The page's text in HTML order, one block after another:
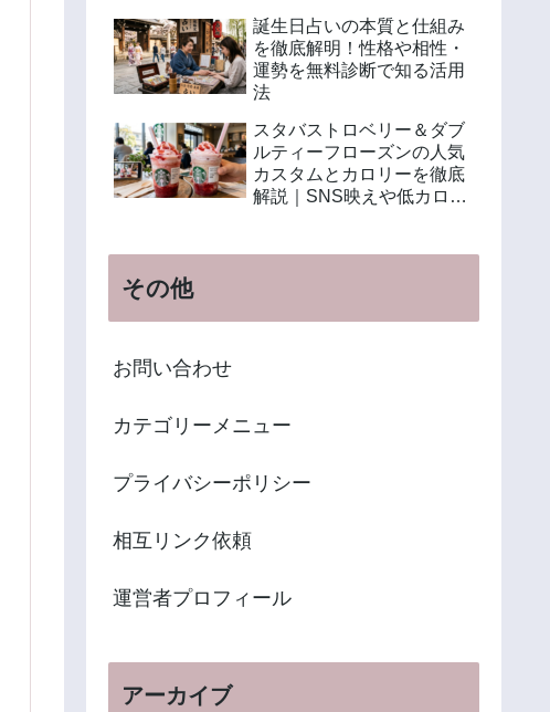
誕生日占いの本質と仕組み
を徹底解明！性格や相性・
運勢を無料診断で知る活用
法
スタバストロベリー＆ダブ
ルティーフローズンの人気
カスタムとカロリーを徹底
解説｜SNS映えや低カロリ
その他
お問い合わせ
カテゴリーメニュー
プライバシーポリシー
相互リンク依頼
運営者プロフィール
アーカイブ